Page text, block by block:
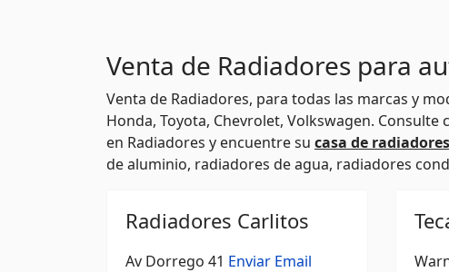
Venta de Radiadores para
Venta de Radiadores, para todas las marcas y
Honda, Toyota, Chevrolet, Volkswagen. Consulte
en Radiadores y encuentre su casa de
de aluminio, radiadores de agua, radiadores
Radiadores Carlitos
Av Dorrego 41 Enviar Email